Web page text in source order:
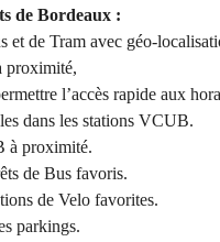
de Bordeaux :
et de Tram avec géo-
proximité,
l’accès rapide aux
dans les stations VCUB.
à proximité.
de Bus favoris.
de Velo favorites.
parkings.